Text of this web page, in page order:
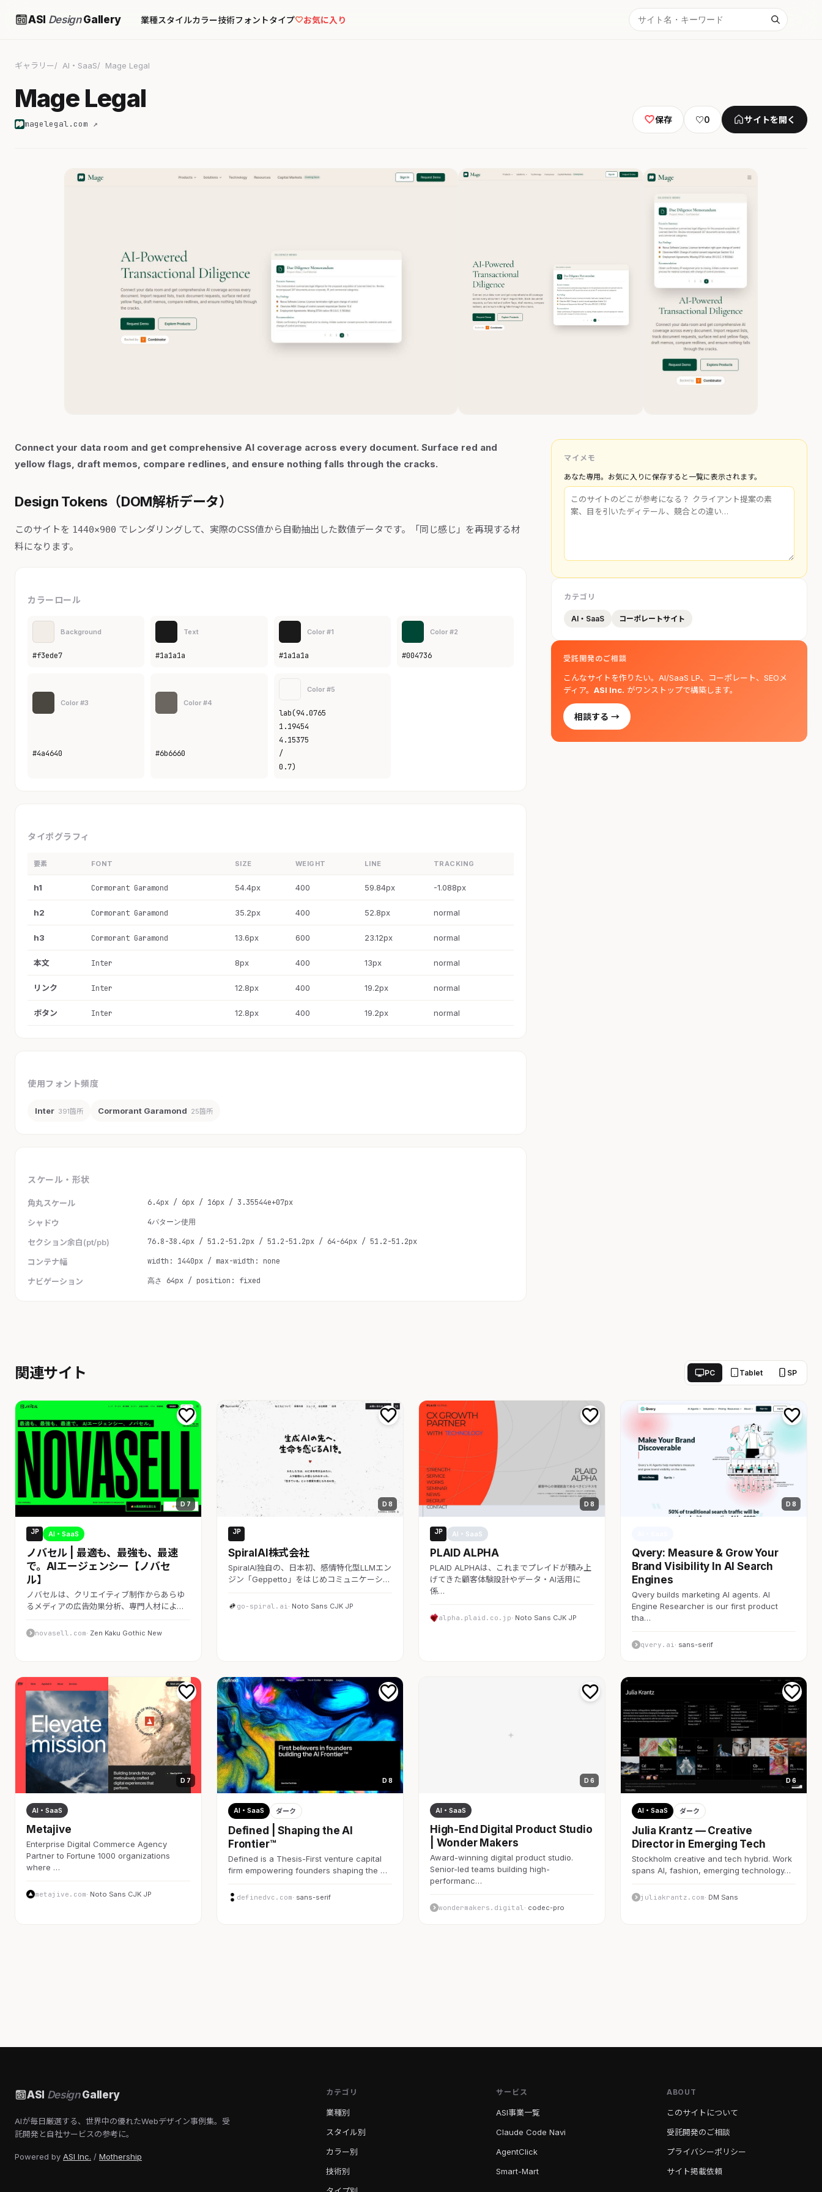
ASI DesignGallery 業種スタイルカラー技術フォントタイプ お気に入り
ギャラリー AI・SaaS Mage Legal
Mage Legal
magelegal.com ↗ 保存 ♡0 サイトを開く
Connect your data room and get comprehensive AI coverage across every document. Surface red and
yellow flags, draft memos, compare redlines, and ensure nothing falls through the cracks.
Design Tokens（DOM解析データ）
このサイトを 1440×900 でレンダリングして、実際のCSS値から自動抽出した数値データです。「同じ感じ」を再現する材
料になります。
カラーロール
Background
#f3ede7
Text
#1a1a1a
Color #1
#1a1a1a
Color #2
#004736
Color #3
#4a4640
Color #4
#6b6660
Color #5
lab(94.0765
1.19454
4.15375
/
0.7)
タイポグラフィ
要素 FONT SIZE WEIGHT LINE TRACKING
h1 Cormorant Garamond 54.4px 400 59.84px -1.088px
h2 Cormorant Garamond 35.2px 400 52.8px normal
h3 Cormorant Garamond 13.6px 600 23.12px normal
本文 Inter 8px 400 13px normal
リンク Inter 12.8px 400 19.2px normal
ボタン Inter 12.8px 400 19.2px normal
使用フォント頻度
Inter 391箇所 Cormorant Garamond 25箇所
スケール・形状
角丸スケール 6.4px / 6px / 16px / 3.35544e+07px
シャドウ 4パターン使用
セクション余白(pt/pb) 76.8-38.4px / 51.2-51.2px / 51.2-51.2px / 64-64px / 51.2-51.2px
コンテナ幅 width: 1440px / max-width: none
ナビゲーション 高さ 64px / position: fixed
マイメモ
あなた専用。お気に入りに保存すると一覧に表示されます。
カテゴリ
AI・SaaS コーポレートサイト
受託開発のご相談
こんなサイトを作りたい。AI/SaaS LP、コーポレート、SEOメ
ディア。ASI Inc. がワンストップで構築します。
相談する →
関連サイト PC Tablet SP
D 7
JP AI・SaaS
ノバセル | 最適も、最強も、最速
で。AIエージェンシー【ノバセ
ル】
ノバセルは、クリエイティブ制作からあらゆ
るメディアの広告効果分析、専門人材によ…
novasell.com· Zen Kaku Gothic New
D 8
JP
SpiralAI株式会社
SpiralAI独自の、日本初、感情特化型LLMエン
ジン「Geppetto」をはじめコミュニケーシ…
go-spiral.ai · Noto Sans CJK JP
D 8
JP AI・SaaS
PLAID ALPHA
PLAID ALPHAは、これまでプレイドが積み上
げてきた顧客体験設計やデータ・AI活用に
係…
alpha.plaid.co.jp· Noto Sans CJK JP
D 8
Qvery: Measure & Grow Your
Brand Visibility In AI Search
Engines
Qvery builds marketing AI agents. AI
Engine Researcher is our first product
tha…
qvery.ai · sans-serif
D 7
AI・SaaS
Metajive
Enterprise Digital Commerce Agency
Partner to Fortune 1000 organizations
where …
metajive.com· Noto Sans CJK JP
D 8
AI・SaaS ダーク
Defined | Shaping the AI
Frontier™
Defined is a Thesis-First venture capital
firm empowering founders shaping the …
definedvc.com· sans-serif
D 6
AI・SaaS
High-End Digital Product Studio
| Wonder Makers
Award-winning digital product studio.
Senior-led teams building high-
performanc…
wondermakers.digital · codec-pro
D 6
AI・SaaS ダーク
Julia Krantz — Creative
Director in Emerging Tech
Stockholm creative and tech hybrid. Work
spans AI, fashion, emerging technology…
juliakrantz.com· DM Sans
ASI DesignGallery
AIが毎日厳選する、世界中の優れたWebデザイン事例集。受
託開発と自社サービスの参考に。
Powered by ASI Inc. / Mothership
カテゴリ
業種別
スタイル別
カラー別
技術別
サービス
ASI事業一覧
Claude Code Navi
AgentClick
Smart-Mart
ABOUT
このサイトについて
受託開発のご相談
プライバシーポリシー
サイト掲載依頼